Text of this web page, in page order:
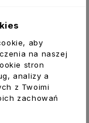
w
czasowe
czas po
opóźnienia
aby
na naszej
stron
analizy a
z Twoimi
zachowań